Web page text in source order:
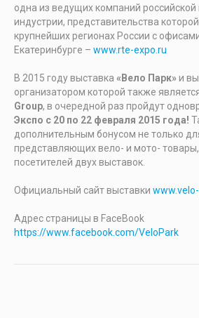
одна из ведущих компаний
индустрии, представительства
крупнейших регионах России с
Екатеринбурге – www.rte-expo.ru
В 2015 году выставка «Вело Парк»и
организатором которой также
Group, в очередной раз пройдут
Экспо с 20 по 22 февраля 2015 года!
дополнительным бонусом не только
представляющих вело- и мото-
посетителей двух выставок.
Официальный сайт выставки
Адрес страницы в FaceBook
https://www.facebook.com/VeloPark